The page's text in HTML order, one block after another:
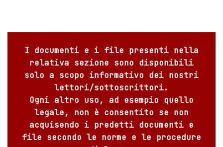
I documenti e i file presenti nella
relativa sezione sono disponibili
solo a scopo informativo dei nostri
lettori/sottoscrittori.
Ogni altro uso, ad esempio quello
legale, non è consentito se non
acquisendo i predetti documenti e
file secondo le norme e le procedure